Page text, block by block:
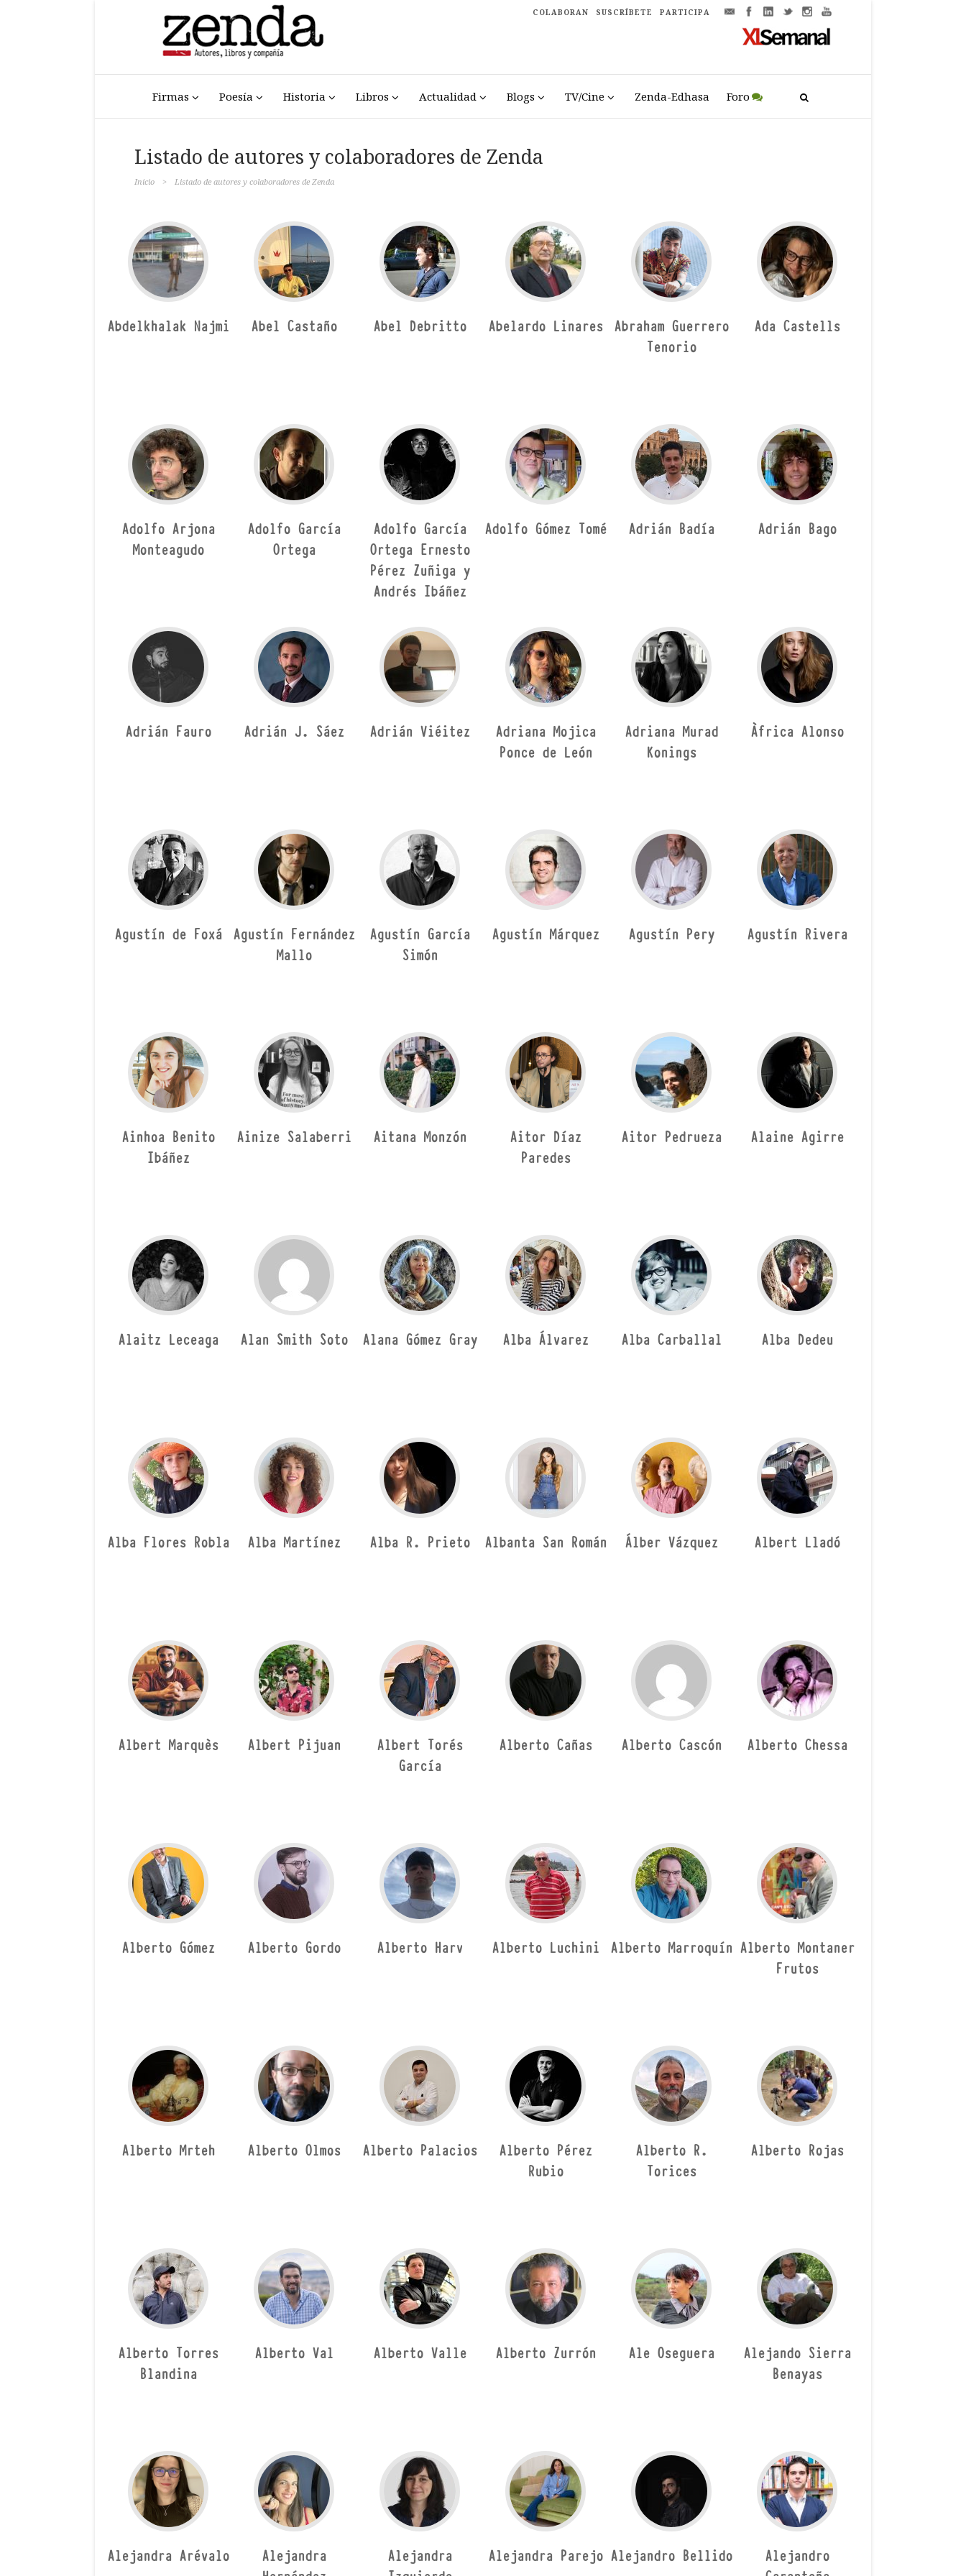
COLABORAN SUSCRÍBETE PARTICIPA
Firmas Poesía Historia Libros Actualidad Blogs TV/Cine Zenda-Edhasa Foro
Listado de autores y colaboradores de Zenda
Inicio > Listado de autores y colaboradores de Zenda
Abdelkhalak Najmi Abel Castaño Abel Debritto Abelardo Linares
Abraham Guerrero
Tenorio
Ada Castells
Adolfo Arjona
Monteagudo
Adolfo García
Ortega
Adolfo García
Ortega Ernesto
Pérez Zuñiga y
Andrés Ibáñez
Adolfo Gómez Tomé Adrián Badía Adrián Bago
Adrián Fauro Adrián J. Sáez Adrián Viéitez
Adriana Mojica
Ponce de León
Adriana Murad
Konings
Àfrica Alonso
Agustín de Foxá
Agustín Fernández
Mallo
Agustín García
Simón
Agustín Márquez Agustín Pery Agustín Rivera
Ainhoa Benito
Ibáñez
Ainize Salaberri Aitana Monzón
Aitor Díaz
Paredes
Aitor Pedrueza Alaine Agirre
Alaitz Leceaga Alan Smith Soto Alana Gómez Gray Alba Álvarez Alba Carballal Alba Dedeu
Alba Flores Robla Alba Martínez Alba R. Prieto Albanta San Román Álber Vázquez Albert Lladó
Albert Marquès Albert Pijuan
Albert Torés
García
Alberto Cañas Alberto Cascón Alberto Chessa
Alberto Gómez Alberto Gordo Alberto Harv Alberto Luchini Alberto Marroquín Alberto Montaner
Frutos
Alberto Mrteh Alberto Olmos Alberto Palacios
Alberto Pérez
Rubio
Alberto R.
Torices
Alberto Rojas
Alberto Torres
Blandina
Alberto Val Alberto Valle Alberto Zurrón Ale Oseguera
Alejando Sierra
Benayas
Alejandra Arévalo
Alejandra
Alejandra
Alejandra Parejo Alejandro Bellido
Alejandro